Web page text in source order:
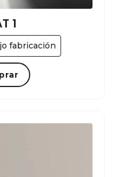
fabricación
1